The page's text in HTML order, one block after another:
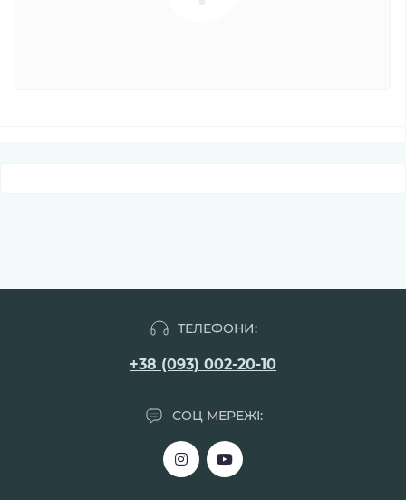
ТЕЛЕФОНИ:
+38 (093) 002-20-10
СОЦ МЕРЕЖІ: